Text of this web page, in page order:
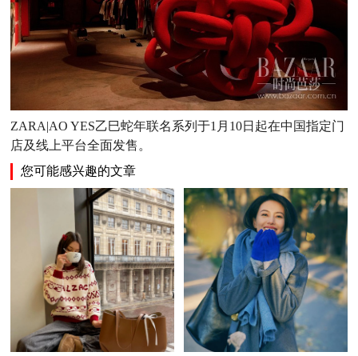
ZARA|AO YES乙巳蛇年联名系列于1月10日起在中国指定门
店及线上平台全面发售。
您可能感兴趣的文章